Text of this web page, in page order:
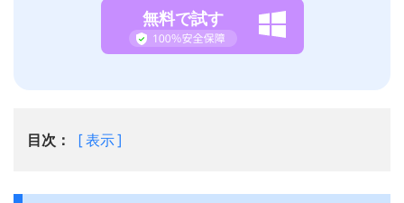
無料で試す
目次： 表示